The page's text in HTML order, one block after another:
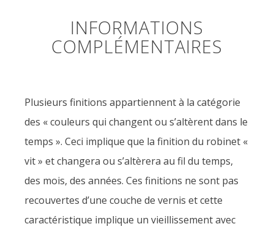
INFORMATIONS
COMPLÉMENTAIRES
Plusieurs finitions appartiennent à la catégorie
des « couleurs qui changent ou s’altèrent dans le
temps ». Ceci implique que la finition du robinet «
vit » et changera ou s’altèrera au fil du temps,
des mois, des années. Ces finitions ne sont pas
recouvertes d’une couche de vernis et cette
caractéristique implique un vieillissement avec